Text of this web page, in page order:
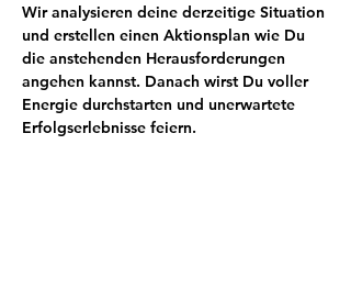
Wir analysieren deine derzeitige Situation
und erstellen einen Aktionsplan wie Du
die anstehenden Herausforderungen
angehen kannst. Danach wirst Du voller
Energie durchstarten und unerwartete
Erfolgserlebnisse feiern.